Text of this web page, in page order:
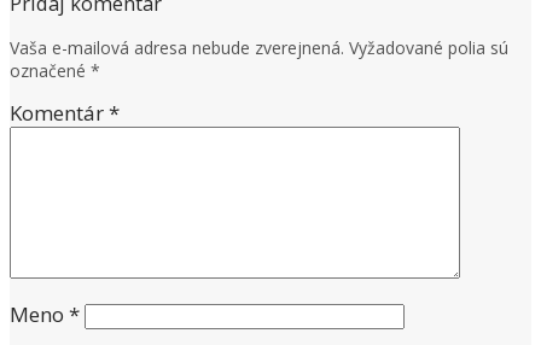
Vaša e-mailová adresa nebude zverejnená. Vyžadované polia sú
označené *
Komentár*
Meno *